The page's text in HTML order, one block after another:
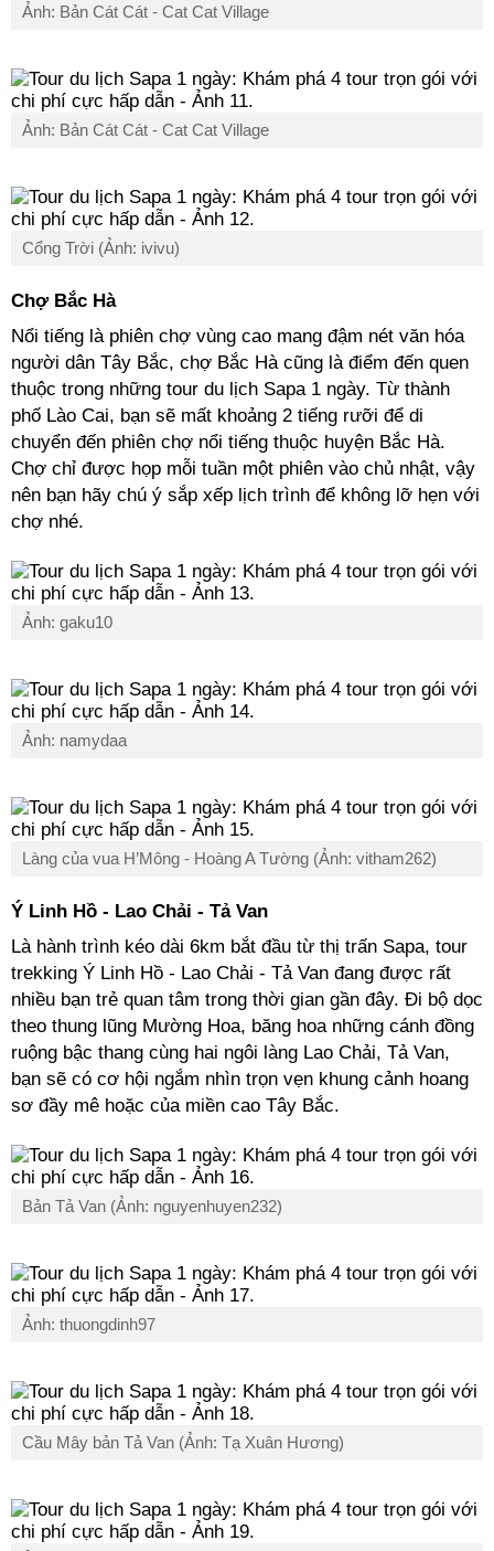
Ảnh: Bản Cát Cát - Cat Cat Village
Ảnh: Bản Cát Cát - Cat Cat Village
Cổng Trời (Ảnh: ivivu)
Chợ Bắc Hà
Nổi tiếng là phiên chợ vùng cao mang đậm nét văn hóa
người dân Tây Bắc, chợ Bắc Hà cũng là điểm đến quen
thuộc trong những tour du lịch Sapa 1 ngày. Từ thành
phố Lào Cai, bạn sẽ mất khoảng 2 tiếng rưỡi để di
chuyển đến phiên chợ nổi tiếng thuộc huyện Bắc Hà.
Chợ chỉ được họp mỗi tuần một phiên vào chủ nhật, vậy
nên bạn hãy chú ý sắp xếp lịch trình để không lỡ hẹn với
chợ nhé.
Ảnh: gaku10
Ảnh: namydaa
Làng của vua H’Mông - Hoàng A Tường (Ảnh: vitham262)
Ý Linh Hồ - Lao Chải - Tả Van
Là hành trình kéo dài 6km bắt đầu từ thị trấn Sapa, tour
trekking Ý Linh Hồ - Lao Chải - Tả Van đang được rất
nhiều bạn trẻ quan tâm trong thời gian gần đây. Đi bộ dọc
theo thung lũng Mường Hoa, băng hoa những cánh đồng
ruộng bậc thang cùng hai ngôi làng Lao Chải, Tả Van,
bạn sẽ có cơ hội ngắm nhìn trọn vẹn khung cảnh hoang
sơ đầy mê hoặc của miền cao Tây Bắc.
Bản Tả Van (Ảnh: nguyenhuyen232)
Ảnh: thuongdinh97
Cầu Mây bản Tả Van (Ảnh: Tạ Xuân Hương)